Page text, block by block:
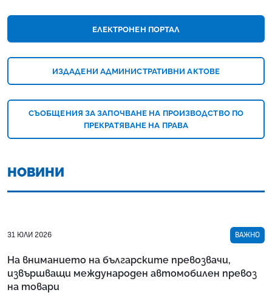
ЕЛЕКТРОНЕН ПОРТАЛ
ИЗДАДЕНИ АДМИНИСТРАТИВНИ АКТОВЕ
СЪОБЩЕНИЯ ЗА ЗАПОЧВАНЕ НА ПРОИЗВОДСТВО ПО
ПРЕКРАТЯВАНЕ НА ПРАВА
НОВИНИ
31 ЮЛИ 2026 ВАЖНО
На вниманието на българските превозвачи,
извършващи международен автомобилен превоз
на товари